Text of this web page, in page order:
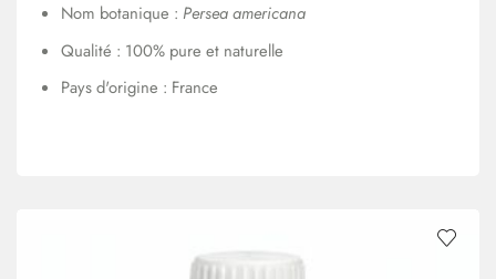
Nom botanique : Persea americana
Qualité : 100% pure et naturelle
Pays d'origine : France